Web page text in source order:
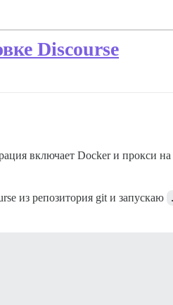
Discourse
включает Docker и прокси на
из репозитория git и запускаю